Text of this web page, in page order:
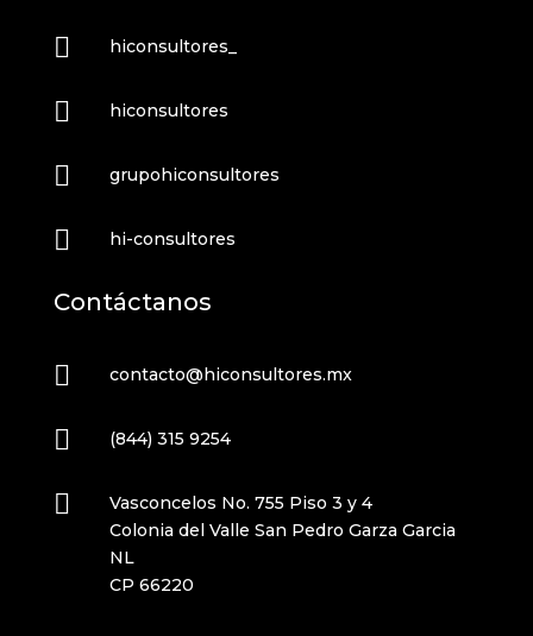
 hiconsultores_
 hiconsultores
 grupohiconsultores
 hi-consultores
Contáctanos
 contacto@hiconsultores.mx
 (844) 315 9254

Vasconcelos No. 755 Piso 3 y 4
Colonia del Valle San Pedro Garza Garcia
NL
CP 66220